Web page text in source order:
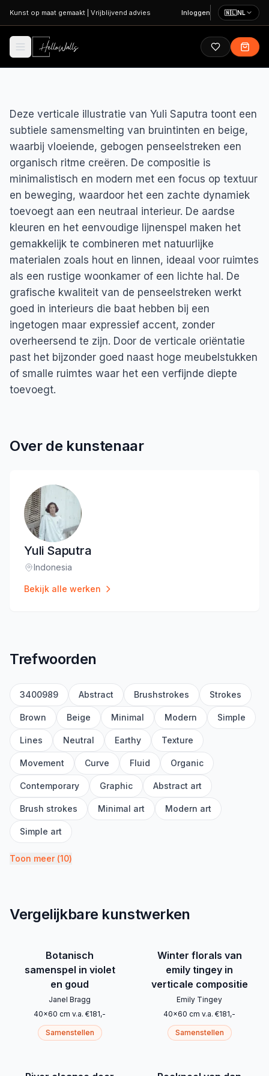
Ga naar hoofdinhoud
Kunst op maat gemaakt Vrijblijvend advies Inloggen 🇳🇱NL
Deze verticale illustratie van Yuli Saputra toont een
subtiele samensmelting van bruintinten en beige,
waarbij vloeiende, gebogen penseelstreken een
organisch ritme creëren. De compositie is
minimalistisch en modern met een focus op textuur
en beweging, waardoor het een zachte dynamiek
toevoegt aan een neutraal interieur. De aardse
kleuren en het eenvoudige lijnenspel maken het
gemakkelijk te combineren met natuurlijke
materialen zoals hout en linnen, ideaal voor ruimtes
als een rustige woonkamer of een lichte hal. De
grafische kwaliteit van de penseelstreken werkt
goed in interieurs die baat hebben bij een
ingetogen maar expressief accent, zonder
overheersend te zijn. Door de verticale oriëntatie
past het bijzonder goed naast hoge meubelstukken
of smalle ruimtes waar het een verfijnde diepte
toevoegt.
Over de kunstenaar
Yuli Saputra
Locatie
Indonesia
Bekijk alle werken
Trefwoorden
3400989 Abstract Brushstrokes Strokes
Brown Beige Minimal Modern Simple
Lines Neutral Earthy Texture
Movement Curve Fluid Organic
Contemporary Graphic Abstract art
Brush strokes Minimal art Modern art
Simple art
Toon meer(10)
Vergelijkbare kunstwerken
Botanisch
samenspel in violet
en goud
Janel Bragg
40x60 cm v.a. €181,-
Samenstellen
Winter florals van
emily tingey in
verticale compositie
Emily Tingey
40x60 cm v.a. €181,-
Samenstellen